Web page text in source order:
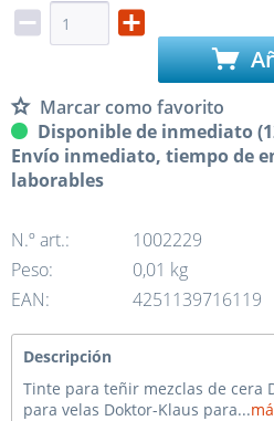
Marcar como favorito
Disponible de inmediato
Envío inmediato, tiempo de
laborables
N.º art.:
1002229
Peso:
0,01 kg
EAN:
4251139716119
Descripción
Tinte para teñir mezclas de cera
para velas Doktor-Klaus para...